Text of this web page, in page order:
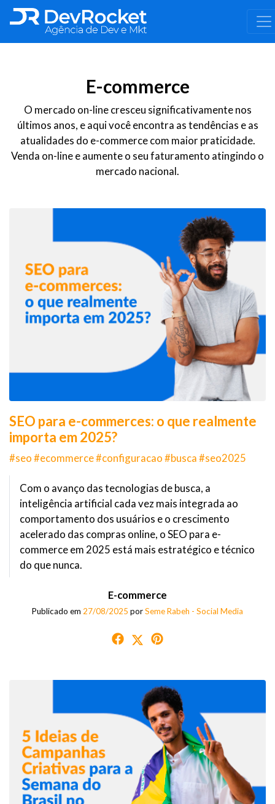
E-commerce
O mercado on-line cresceu significativamente nos
últimos anos, e aqui você encontra as tendências e as
atualidades do e-commerce com maior praticidade.
Venda on-line e aumente o seu faturamento atingindo o
mercado nacional.
SEO para e-commerces: o que realmente
importa em 2025?
#seo #ecommerce #configuracao #busca #seo2025
Com o avanço das tecnologias de busca, a
inteligência artificial cada vez mais integrada ao
comportamento dos usuários e o crescimento
acelerado das compras online, o SEO para e-
commerce em 2025 está mais estratégico e técnico
do que nunca.
E-commerce
Publicado em 27/08/2025 porSeme Rabeh - Social Media